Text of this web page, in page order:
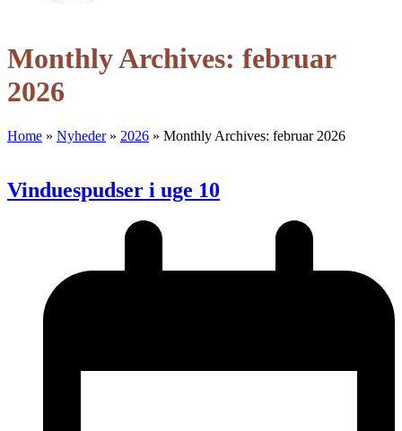
menu
menu
Monthly Archives: februar
2026
Home » Nyheder» 2026 » Monthly Archives: februar 2026
Vinduespudser i uge 10